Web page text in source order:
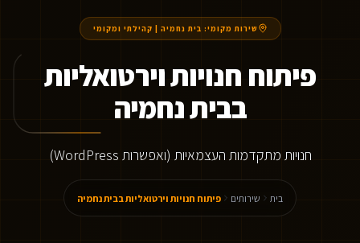
שירות מקומי: בית נחמיה | קהילתי ומקומי
פיתוח חנויות וירטואליות
בבית נחמיה
חנויות מתקדמות העצמאיות (ואפשרות WordPress)
בית שירותים פיתוח חנויות וירטואליות בבית נחמיה